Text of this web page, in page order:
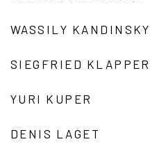
WASSILY KANDINSKY
SIEGFRIED KLAPPER
YURI KUPER
DENIS LAGET